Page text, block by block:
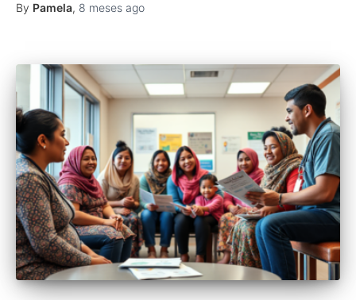
By Pamela, 8 meses ago